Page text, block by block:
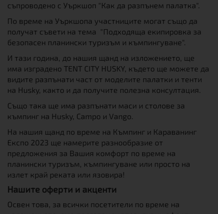
съпроводено с Уъркшоп "Как да разпънем палатка".
По време на Уъркшопа участниците могат също да
получат съвети на тема "Подходяща екипировка за
безопасен планински туризъм и къмпингуване".
И тази година, до нашия щанд на изложението, ще
има изградено TENT CITY HUSKY, където ще можете да
видите разпънати част от моделите палатки и тенти
на Husky, както и да получите полезна консултация.
Също така ще има разпънати маси и столове за
къмпинг на Husky, Campo и Vango.
На нашия щанд по време на Къмпинг и Караванинг
Експо 2023 ще намерите разнообразие от
предложения за Вашия комфорт по време на
планински туризъм, къмпингуване или просто на
излет край реката или язовира!
Нашите оферти и акценти
Освен това, за всички посетители по време на